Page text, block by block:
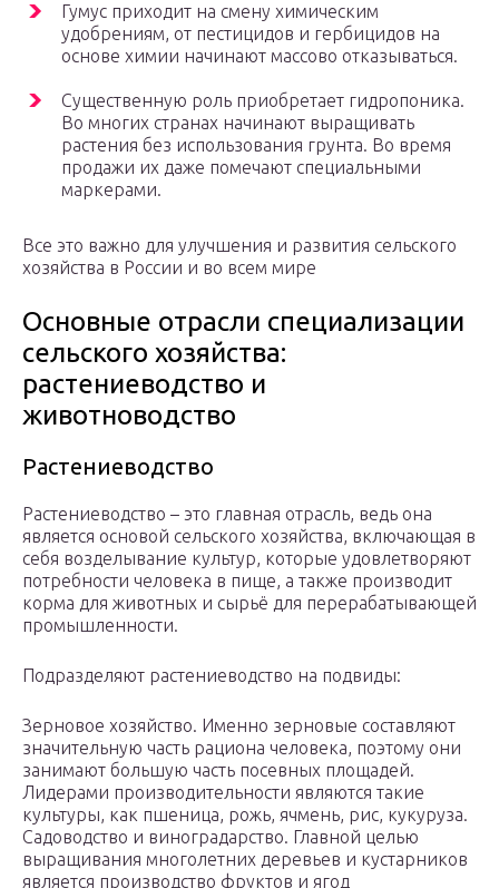
Гумус приходит на смену химическим
удобрениям, от пестицидов и гербицидов на
основе химии начинают массово отказываться.
Существенную роль приобретает гидропоника.
Во многих странах начинают выращивать
растения без использования грунта. Во время
продажи их даже помечают специальными
маркерами.
Все это важно для улучшения и развития сельского
хозяйства в России и во всем мире
Основные отрасли специализации
сельского хозяйства:
растениеводство и
животноводство
Растениеводство
Растениеводство – это главная отрасль, ведь она
является основой сельского хозяйства, включающая в
себя возделывание культур, которые удовлетворяют
потребности человека в пище, а также производит
корма для животных и сырьё для перерабатывающей
промышленности.
Подразделяют растениеводство на подвиды:
Зерновое хозяйство. Именно зерновые составляют
значительную часть рациона человека, поэтому они
занимают большую часть посевных площадей.
Лидерами производительности являются такие
культуры, как пшеница, рожь, ячмень, рис, кукуруза.
Садоводство и виноградарство. Главной целью
выращивания многолетних деревьев и кустарников
является производство фруктов и ягод